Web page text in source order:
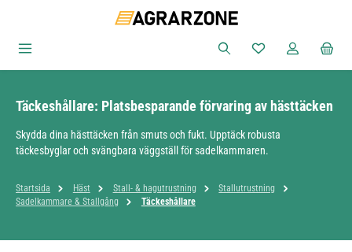
Du har 0 objekt i
Täckeshållare: Platsbesparande förvaring av hästtäcken
Skydda dina hästtäcken från smuts och fukt. Upptäck robusta
täckesbyglar och svängbara väggställ för sadelkammaren.
Startsida Häst Stall- & hagutrustning
Stallutrustning
Sadelkammare & Stallgång
Täckeshållare